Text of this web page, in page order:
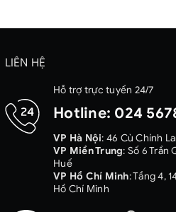
LIÊN HỆ
Hỗ trợ trực tuyến 24/7
Hotline: 024
VP Hà Nội: 46 Cù Chính
VP Miền Trung: Số 6 Trần
Huế
VP Hồ Chí Minh: Tầng 4,
Hồ Chí Minh